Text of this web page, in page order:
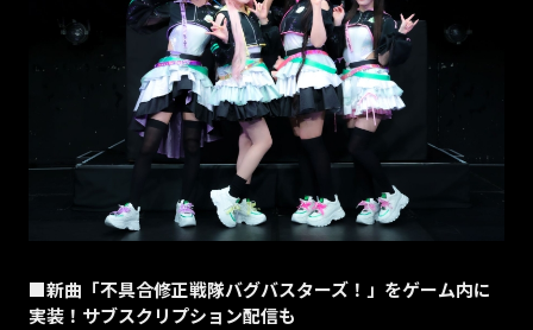
■新曲「不具合修正戦隊バグバスターズ！」をゲーム内に
実装！サブスクリプション配信も